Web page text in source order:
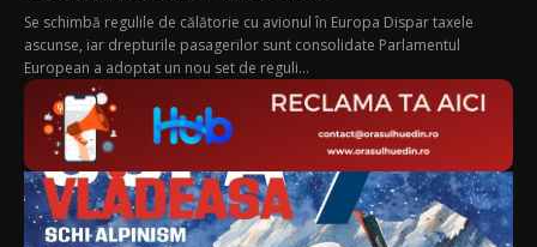
Se schimbă regulile de călătorie cu avionul în Europa Dispar taxele
ascunse, iar drepturile pasagerilor sunt consolidate Parlamentul
European a adoptat un nou set de reguli...